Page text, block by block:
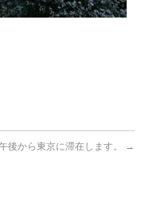
後から東京に滞在します。 →